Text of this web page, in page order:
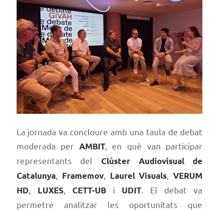
La jornada va concloure amb una taula de debat
moderada per AMBIT, en què van participar
representants del Clúster Audiovisual de
Catalunya, Framemov, Laurel Visuals ,VERUM
HD
LUXES, CETT-UBi UDIT . El debat va
permetre analitzar les oportunitats que